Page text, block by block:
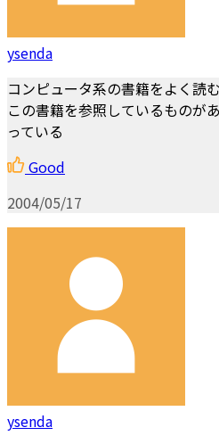
ysenda
コンピュータ系の書籍をよく読む
この書籍を参照しているものが
っている
Good
2004/05/17
ysenda